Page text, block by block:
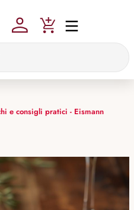
e consigli pratici - Eismann